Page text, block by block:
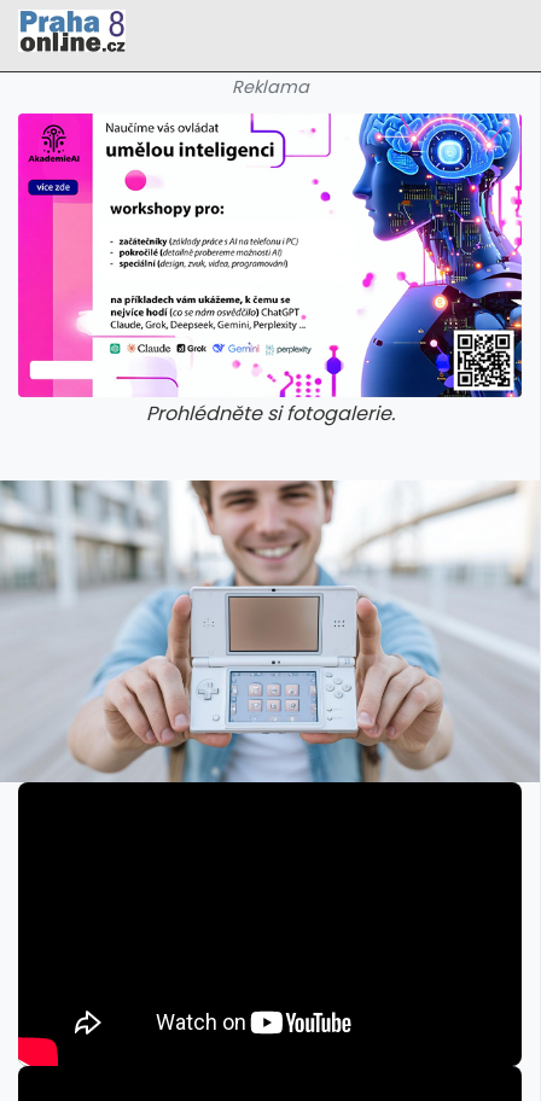
Reklama
Prohlédněte si fotogalerie.